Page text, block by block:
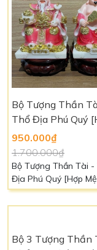
Bộ Tượng Thần
Thổ Địa Phú Quý
Mệnh HỎA] - Cao
- TD2511
950.000₫
1.700.000₫
Bộ Tượng Thần Tài -
Địa Phú Quý [Hợp
HỎA] - Cao 20cm -
- Nội Thất An Việt 👉
(20cm) 👉Chất liệu: